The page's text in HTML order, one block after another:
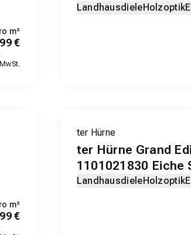
m²
99€
LandhausdieleHolzoptik
m²
99€
ter Hürne
ter Hürne Grand
1101021830 Eiche
LandhausdieleHolzoptik